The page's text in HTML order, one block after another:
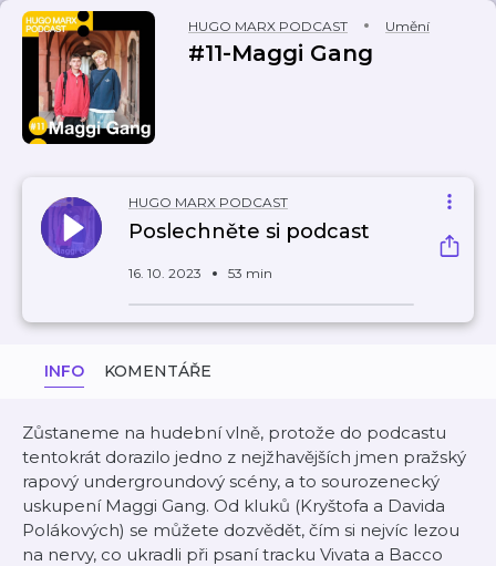
HUGO MARX PODCAST Umění
#11-Maggi Gang
HUGO MARX PODCAST
Poslechněte si podcast
16. 10. 2023 53 min
INFO KOMENTÁŘE
Zůstaneme na hudební vlně, protože do podcastu
tentokrát dorazilo jedno z nejžhavějších jmen pražský
rapový undergroundový scény, a to sourozenecký
uskupení Maggi Gang. Od kluků (Kryštofa a Davida
Polákových) se můžete dozvědět, čím si nejvíc lezou
na nervy, co ukradli při psaní tracku Vivata a Bacco